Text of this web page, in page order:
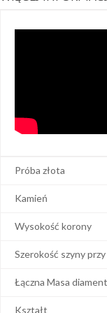
Próba złota
Kamień
Wysokość korony
Szerokość szyny
Łączna Masa
Kształt